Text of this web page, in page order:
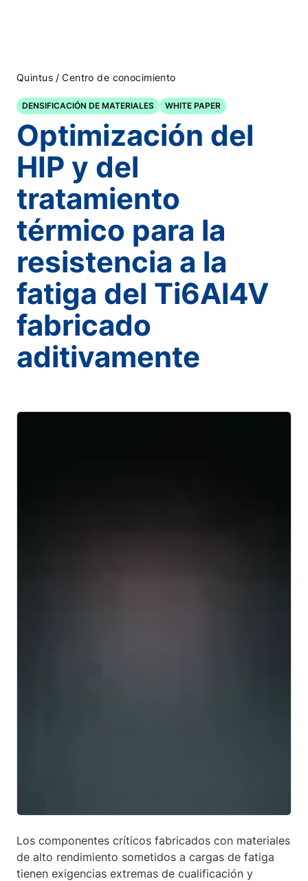
Quintus / Centro de conocimiento
DENSIFICACIÓN DE MATERIALES WHITE PAPER
Optimización del
HIP y del
tratamiento
térmico para la
resistencia a la
fatiga del Ti6Al4V
fabricado
aditivamente
Los componentes críticos fabricados con materiales
de alto rendimiento sometidos a cargas de fatiga
tienen exigencias extremas de cualificación y